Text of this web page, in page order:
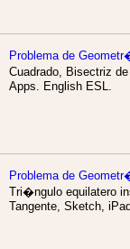
Problema de
Cuadrado, Bisectriz
Apps. English ESL.
Problema de
Tri�ngulo equilatero
Tangente, Sketch,